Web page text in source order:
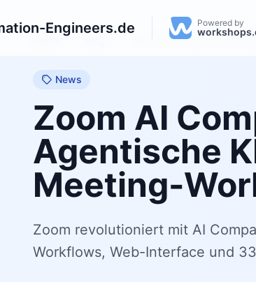
Engineers.de Powered by
Zoom AI Companion 3.0:
News
Zoom AI
Agentische
Meeting-
Zoom revolutioniert mit AI
Workflows, Web-Interface und